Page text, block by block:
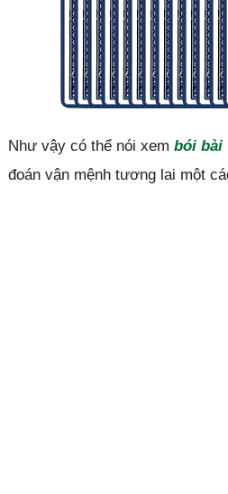
Như vậy có thể nói xem bói bài
đoán vận mệnh tương lai một